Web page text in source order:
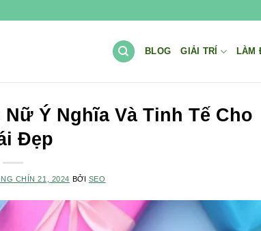
BLOG GIẢI TRÍ LÀM
Ý Nghĩa Và Tinh Tế Cho
Đẹp
CHÍN 21, 2024 BỞI SEO